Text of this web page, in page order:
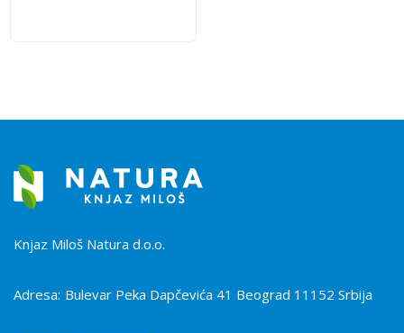
Knjaz Miloš Natura d.o.o.
Adresa: Bulevar Peka Dapčevića 41 Beograd 11152 Srbija